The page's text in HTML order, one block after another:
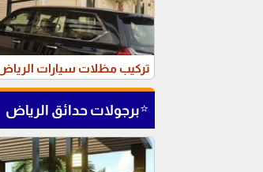
تركيب مظلات سيارات
⭐برجولات حدائق الرياض